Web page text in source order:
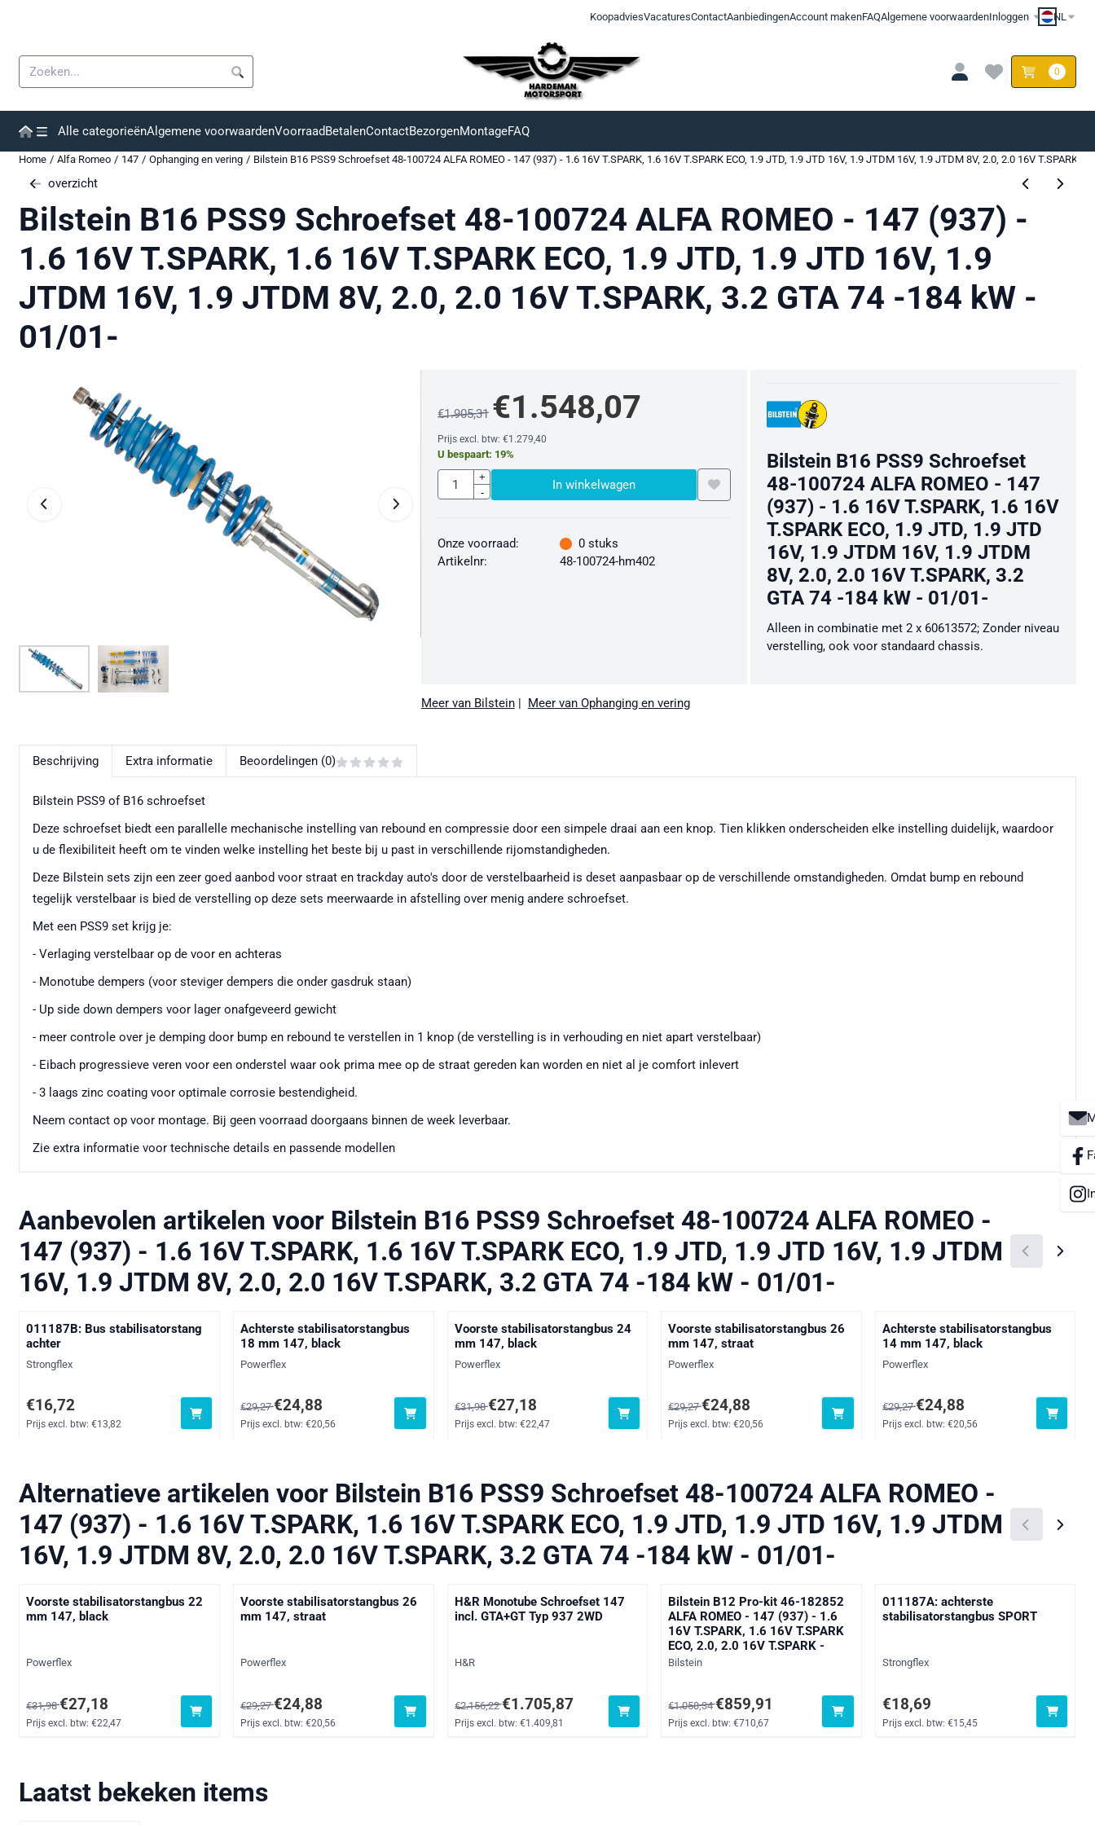
KoopadviesVacaturesContactAanbiedingenAccount makenFAQAlgemene voorwaardenInloggen NL
Zoeken
0
Alle categorieënAlgemene voorwaardenVoorraadBetalenContactBezorgenMontageFAQ
Home / Alfa Romeo / 147 / Ophanging en vering / Bilstein B16 PSS9 Schroefset 48-100724 ALFA ROMEO - 147 (937) - 1.6 16V T.SPARK, 1.6 16V T.SPARK ECO, 1.9 JTD, 1.9 JTD 16V, 1.9 JTDM 16V, 1.9 JTDM 8V, 2.0, 2.0 16V T.SPARK,
overzicht
Bilstein B16 PSS9 Schroefset 48-100724 ALFA ROMEO - 147 (937) -
1.6 16V T.SPARK, 1.6 16V T.SPARK ECO, 1.9 JTD, 1.9 JTD 16V, 1.9
JTDM 16V, 1.9 JTDM 8V, 2.0, 2.0 16V T.SPARK, 3.2 GTA 74 -184 kW -
01/01-
€1.905,31 €1.548,07
Prijs excl. btw: €1.279,40
U bespaart: 19%
Aantal
+
-
In winkelwagen
Onze voorraad: 0 stuks
Artikelnr:
48-100724-hm402
Bilstein B16 PSS9 Schroefset
48-100724 ALFA ROMEO - 147
(937) - 1.6 16V T.SPARK, 1.6 16V
T.SPARK ECO, 1.9 JTD, 1.9 JTD
16V, 1.9 JTDM 16V, 1.9 JTDM
8V, 2.0, 2.0 16V T.SPARK, 3.2
GTA 74 -184 kW - 01/01-
Alleen in combinatie met 2 x 60613572; Zonder niveau
verstelling, ook voor standaard chassis.
Meer van Bilstein| Meer van Ophanging en vering
Beschrijving Extra informatie Beoordelingen (0)
Bilstein PSS9 of B16 schroefset
Deze schroefset biedt een parallelle mechanische instelling van rebound en compressie door een simpele draai aan een knop. Tien klikken onderscheiden elke instelling duidelijk, waardoor
u de flexibiliteit heeft om te vinden welke instelling het beste bij u past in verschillende rijomstandigheden.
Deze Bilstein sets zijn een zeer goed aanbod voor straat en trackday auto's door de verstelbaarheid is deset aanpasbaar op de verschillende omstandigheden. Omdat bump en rebound
tegelijk verstelbaar is bied de verstelling op deze sets meerwaarde in afstelling over menig andere schroefset.
Met een PSS9 set krijg je:
- Verlaging verstelbaar op de voor en achteras
- Monotube dempers (voor steviger dempers die onder gasdruk staan)
- Up side down dempers voor lager onafgeveerd gewicht
- meer controle over je demping door bump en rebound te verstellen in 1 knop (de verstelling is in verhouding en niet apart verstelbaar)
- Eibach progressieve veren voor een onderstel waar ook prima mee op de straat gereden kan worden en niet al je comfort inlevert
- 3 laags zinc coating voor optimale corrosie bestendigheid.
Neem contact op voor montage. Bij geen voorraad doorgaans binnen de week leverbaar.
Zie extra informatie voor technische details en passende modellen
Aanbevolen artikelen voor Bilstein B16 PSS9 Schroefset 48-100724 ALFA ROMEO -
147 (937) - 1.6 16V T.SPARK, 1.6 16V T.SPARK ECO, 1.9 JTD, 1.9 JTD 16V, 1.9 JTDM
16V, 1.9 JTDM 8V, 2.0, 2.0 16V T.SPARK, 3.2 GTA 74 -184 kW - 01/01-
011187B: Bus stabilisatorstang
achter
Merk:
Strongflex
Prijs: 16,72, exclusief btw: 13,82
€16,72
Prijs excl. btw: €13,82
Achterste stabilisatorstangbus
18 mm 147, black
Merk:
Powerflex
Van 29,27 voor 24,88, exclusief btw: 20,56
€29,27€24,88
Prijs excl. btw: €20,56
Voorste stabilisatorstangbus 24
mm 147, black
Merk:
Powerflex
Van 31,98 voor 27,18, exclusief btw: 22,47
€31,98€27,18
Prijs excl. btw: €22,47
Voorste stabilisatorstangbus 26
mm 147, straat
Merk:
Powerflex
Van 29,27 voor 24,88, exclusief btw: 20,56
€29,27€24,88
Prijs excl. btw: €20,56
Achterste stabilisatorstangbus
14 mm 147, black
Merk:
Powerflex
Van 29,27 voor 24,88, exclusief btw:
€29,27€24,88
Prijs excl. btw: €20,56
Alternatieve artikelen voor Bilstein B16 PSS9 Schroefset 48-100724 ALFA ROMEO -
147 (937) - 1.6 16V T.SPARK, 1.6 16V T.SPARK ECO, 1.9 JTD, 1.9 JTD 16V, 1.9 JTDM
16V, 1.9 JTDM 8V, 2.0, 2.0 16V T.SPARK, 3.2 GTA 74 -184 kW - 01/01-
Voorste stabilisatorstangbus 22
mm 147, black
Merk:
Powerflex
Van 31,98 voor 27,18, exclusief btw: 22,47
€31,98€27,18
Prijs excl. btw: €22,47
Voorste stabilisatorstangbus 26
mm 147, straat
Merk:
Powerflex
Van 29,27 voor 24,88, exclusief btw: 20,56
€29,27€24,88
Prijs excl. btw: €20,56
H&R Monotube Schroefset 147
incl. GTA+GT Typ 937 2WD
Merk:
H&R
Van 2 156,22 voor 1 705,87, exclusief btw: 1 409,81
€2.156,22€1.705,87
Prijs excl. btw: €1.409,81
Bilstein B12 Pro-kit 46-182852
ALFA ROMEO - 147 (937) - 1.6
16V T.SPARK, 1.6 16V T.SPARK
ECO, 2.0, 2.0 16V T.SPARK -
Merk:
Bilstein
Van 1 058,34 voor 859,91, exclusief btw: 710,67
€1.058,34€859,91
Prijs excl. btw: €710,67
011187A: achterste
stabilisatorstangbus SPORT
Merk:
Strongflex
Prijs: 18,69, exclusief btw: 15,45
€18,69
Prijs excl. btw: €15,45
Laatst bekeken items